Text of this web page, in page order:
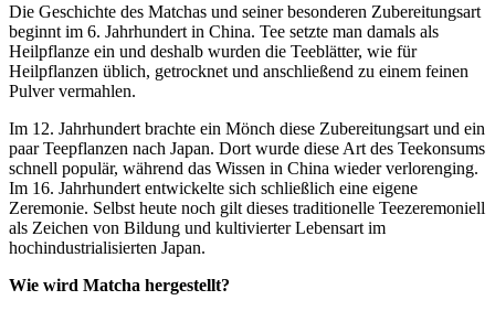
Die Geschichte des Matchas und seiner besonderen Zubereitungsart
beginnt im 6. Jahrhundert in China. Tee setzte man damals als
Heilpflanze ein und deshalb wurden die Teeblätter, wie für
Heilpflanzen üblich, getrocknet und anschließend zu einem feinen
Pulver vermahlen.
Im 12. Jahrhundert brachte ein Mönch diese Zubereitungsart und ein
paar Teepflanzen nach Japan. Dort wurde diese Art des Teekonsums
schnell populär, während das Wissen in China wieder verlorenging.
Im 16. Jahrhundert entwickelte sich schließlich eine eigene
Zeremonie. Selbst heute noch gilt dieses traditionelle Teezeremoniell
als Zeichen von Bildung und kultivierter Lebensart im
hochindustrialisierten Japan.
Wie wird Matcha hergestellt?